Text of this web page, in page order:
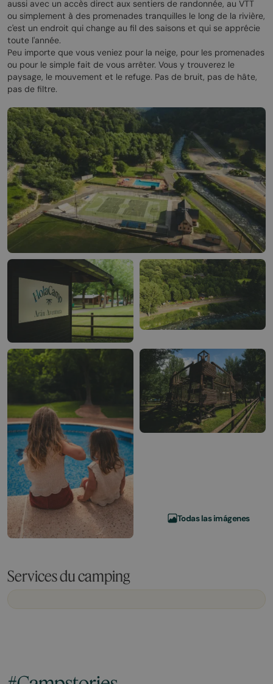
aussi avec un accès direct aux sentiers de randonnée, au VTT
ou simplement à des promenades tranquilles le long de la rivière,
c'est un endroit qui change au fil des saisons et qui se apprécie
toute l'année.
Peu importe que vous veniez pour la neige, pour les promenades
ou pour le simple fait de vous arrêter. Vous y trouverez le
paysage, le mouvement et le refuge. Pas de bruit, pas de hâte,
pas de filtre.
Todas las imágenes
Services du camping